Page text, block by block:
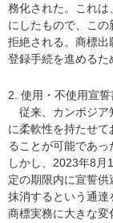
務化された。これ
にしたもので、こ
拒絶される。商標
登録手続を進めるた
2. 使用・不使用宣
従来、カンボジア
に柔軟性を持たせ
ることが可能であっ
しかし、2023年8
定の期限内に宣誓
抹消するという通達
商標実務に大きな